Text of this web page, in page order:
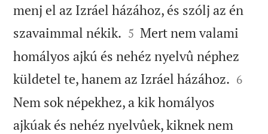
menj el az Izráel házához, és szólj az én
szavaimmal nékik. 

5 Mert nem valami
homályos ajkú és nehéz nyelvû néphez
küldetel te, hanem az Izráel házához. 

6
Nem sok népekhez, a kik homályos
ajkúak és nehéz nyelvûek, kiknek nem